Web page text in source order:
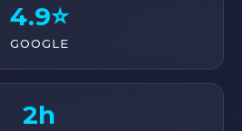
4.9⭐
GOOGLE
2h